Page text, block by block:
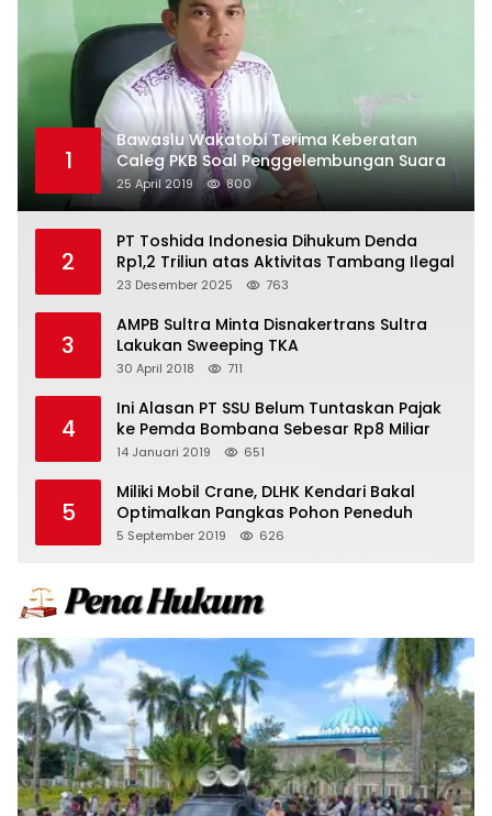
1
Bawaslu Wakatobi Terima Keberatan
Caleg PKB Soal Penggelembungan Suara
25 April 2019 800
2
PT Toshida Indonesia Dihukum Denda
Rp1,2 Triliun atas Aktivitas Tambang Ilegal
23 Desember 2025 763
3
AMPB Sultra Minta Disnakertrans Sultra
Lakukan Sweeping TKA
30 April 2018 711
4
Ini Alasan PT SSU Belum Tuntaskan Pajak
ke Pemda Bombana Sebesar Rp8 Miliar
14 Januari 2019 651
5
Miliki Mobil Crane, DLHK Kendari Bakal
Optimalkan Pangkas Pohon Peneduh
5 September 2019 626